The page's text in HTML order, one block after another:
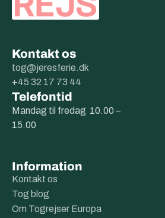
Kontakt os
tog@jeresferie.dk
+45 32 17 73 44
Telefontid
Mandag til fredag 10.00 –
15.00
Information
Kontakt os
Tog blog
Om Togrejser Europa